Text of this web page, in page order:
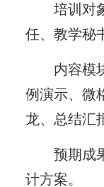
培训对
任、教学秘
内容模
例演示、微
龙、总结汇
预期成
计方案。